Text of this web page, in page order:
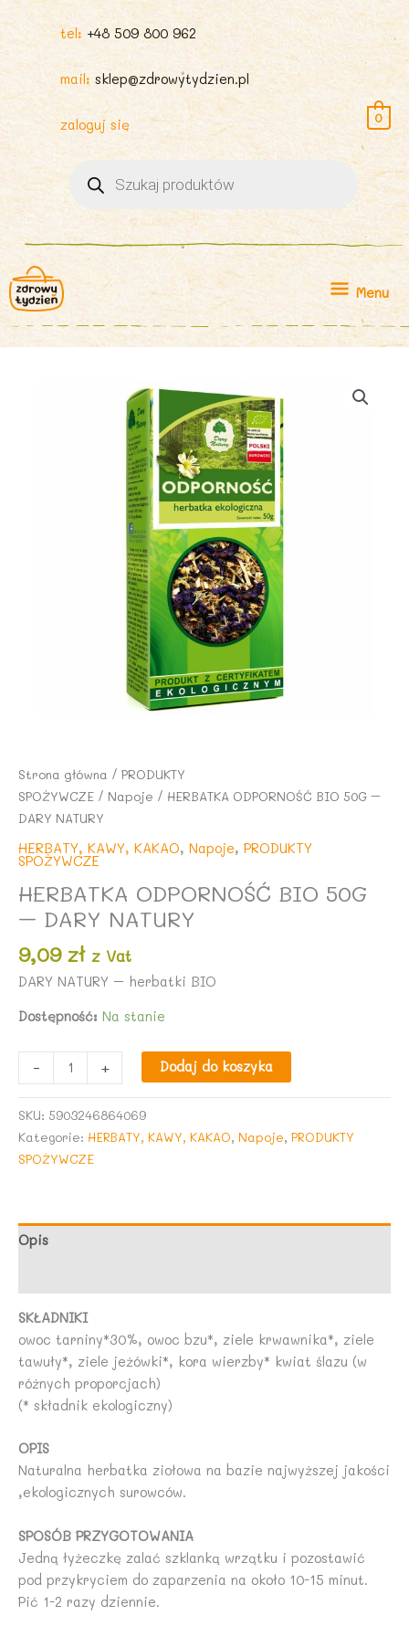
tel: +48 509 800 962
mail: sklep@zdrowytydzien.pl
zaloguj się
produktów
0
Menu
Menu
Strona główna / PRODUKTY
SPOŻYWCZE / Napoje / HERBATKA ODPORNOŚĆ BIO 50G –
DARY NATURY
HERBATY, KAWY, KAKAO, Napoje, PRODUKTY
SPOŻYWCZE
HERBATKA ODPORNOŚĆ BIO 50G
– DARY NATURY
9,09 zł z Vat
DARY NATURY – herbatki BIO
Dostępność: Na stanie
-
HERBATKA
+ Dodaj do koszyka
SKU: 5903246864069
Kategorie: HERBATY, KAWY, KAKAO, Napoje, PRODUKTY
SPOŻYWCZE
Opis
SKŁADNIKI
owoc tarniny*30%, owoc bzu*, ziele krwawnika*, ziele
tawuły*, ziele jeżówki*, kora wierzby* kwiat ślazu (w
różnych proporcjach)
(* składnik ekologiczny)
OPIS
Naturalna herbatka ziołowa na bazie najwyższej jakości
,ekologicznych surowców.
SPOSÓB PRZYGOTOWANIA
Jedną łyżeczkę zalać szklanką wrzątku i pozostawić
pod przykryciem do zaparzenia na około 10-15 minut.
Pić 1-2 razy dziennie.